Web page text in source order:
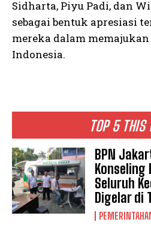
TOP 5 THIS
BPN
Konseling
Seluruh
Digelar di
Sidharta, Piyu Padi, dan
sebagai bentuk apresiasi
mereka dalam
Indonesia.